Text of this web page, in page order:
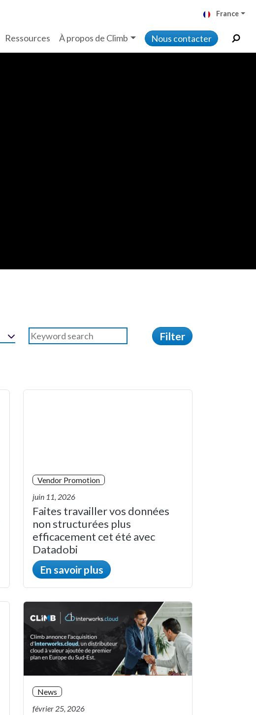
France
Ressources À propos de Climb Nous contacter
Filter
Vendor Promotion
juin 11, 2026
Faites travailler vos données
non structurées plus
efficacement cet été avec
Datadobi
En savoir plus
News
février 25, 2026